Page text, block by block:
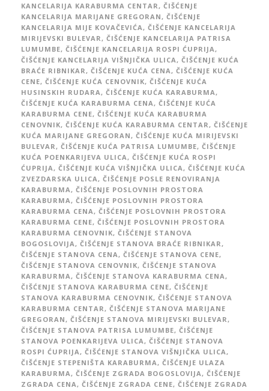
KANCELARIJA KARABURMA CENTAR , ČIŠĆENJE
KANCELARIJA MARIJANE GREGORAN , ČIŠĆENJE
KANCELARIJA MIJE KOVAČEVIĆA , ČIŠĆENJE KANCELARIJA
MIRIJEVSKI BULEVAR , ČIŠĆENJE KANCELARIJA PATRISA
LUMUMBE, ČIŠĆENJE KANCELARIJA ROSPI ĆUPRIJA ,
ČIŠĆENJE KANCELARIJA VIŠNJIČKA ULICA , ČIŠĆENJE KUĆA
BRAĆE RIBNIKAR , ČIŠĆENJE KUĆA CENA , ČIŠĆENJE KUĆA
CENE, ČIŠĆENJE KUĆA CENOVNIK, ČIŠĆENJE KUĆA
HUSINSKIH RUDARA , ČIŠĆENJE KUĆA KARABURMA ,
ČIŠĆENJE KUĆA KARABURMA CENA , ČIŠĆENJE KUĆA
KARABURMA CENE, ČIŠĆENJE KUĆA KARABURMA
CENOVNIK, ČIŠĆENJE KUĆA KARABURMA CENTAR , ČIŠĆENJE
KUĆA MARIJANE GREGORAN , ČIŠĆENJE KUĆA MIRIJEVSKI
BULEVAR , ČIŠĆENJE KUĆA PATRISA LUMUMBE, ČIŠĆENJE
KUĆA POENKARIJEVA ULICA , ČIŠĆENJE KUĆA ROSPI
ĆUPRIJA , ČIŠĆENJE KUĆA VIŠNJIČKA ULICA , ČIŠĆENJE KUĆA
ZVEZDARSKA ULICA , ČIŠĆENJE POSLE RENOVIRANJA
KARABURMA , ČIŠĆENJE POSLOVNIH PROSTORA
KARABURMA , ČIŠĆENJE POSLOVNIH PROSTORA
KARABURMA CENA , ČIŠĆENJE POSLOVNIH PROSTORA
KARABURMA CENE, ČIŠĆENJE POSLOVNIH PROSTORA
KARABURMA CENOVNIK, ČIŠĆENJE STANOVA
BOGOSLOVIJA , ČIŠĆENJE STANOVA BRAĆE RIBNIKAR ,
ČIŠĆENJE STANOVA CENA , ČIŠĆENJE STANOVA CENE,
ČIŠĆENJE STANOVA CENOVNIK, ČIŠĆENJE STANOVA
KARABURMA , ČIŠĆENJE STANOVA KARABURMA CENA ,
ČIŠĆENJE STANOVA KARABURMA CENE, ČIŠĆENJE
STANOVA KARABURMA CENOVNIK, ČIŠĆENJE STANOVA
KARABURMA CENTAR , ČIŠĆENJE STANOVA MARIJANE
GREGORAN , ČIŠĆENJE STANOVA MIRIJEVSKI BULEVAR ,
ČIŠĆENJE STANOVA PATRISA LUMUMBE, ČIŠĆENJE
STANOVA POENKARIJEVA ULICA , ČIŠĆENJE STANOVA
ROSPI ĆUPRIJA , ČIŠĆENJE STANOVA VIŠNJIČKA ULICA ,
ČIŠĆENJE STEPENIŠTA KARABURMA , ČIŠĆENJE ULAZA
KARABURMA , ČIŠĆENJE ZGRADA BOGOSLOVIJA , ČIŠĆENJE
ZGRADA CENA , ČIŠĆENJE ZGRADA CENE, ČIŠĆENJE ZGRADA